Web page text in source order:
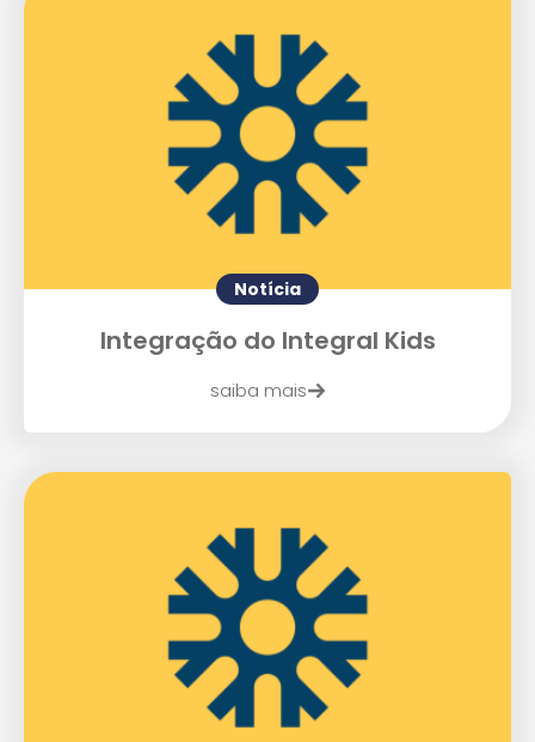
Notícia
Integração do Integral Kids
saiba mais
Agende uma visita
Enviar E-mail